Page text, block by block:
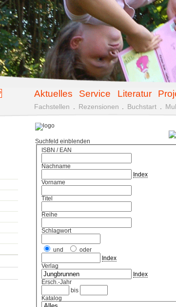
Aktuelles Service Literatur
Fachstellen Rezensionen Buchstart
Suchfeld einblenden
ISBN / EAN
Nachname
Index
Vorname
Titel
Reihe
Schlagwort
und
oder
Index
Verlag
Index
Ersch.-Jahr
bis
Katalog